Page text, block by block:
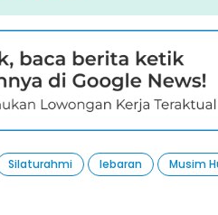
Silaturahmi lebaran Musim